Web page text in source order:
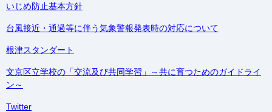
いじめ防止基本方針
台風接近・通過等に伴う気象警報発表時の対応について
根津スタンダート
文京区立学校の「交流及び共同学習」～共に育つためのガイドライ
ン～
Twitter